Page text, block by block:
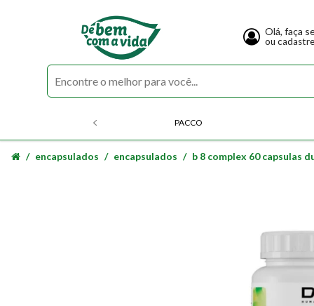
Olá, faça
ou
PACCO
encapsulados encapsulados b 8 complex 60 capsulas